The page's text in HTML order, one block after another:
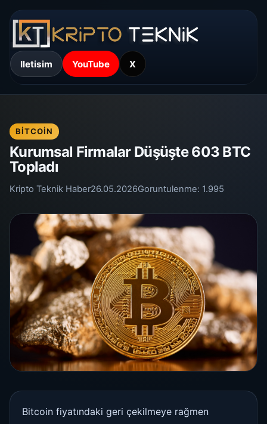
Iletisim YouTube X
BITCOIN
Kurumsal Firmalar Düşüşte 603 BTC
Topladı
Kripto Teknik Haber26.05.2026Goruntulenme: 1.995
Bitcoin fiyatındaki geri çekilmeye rağmen